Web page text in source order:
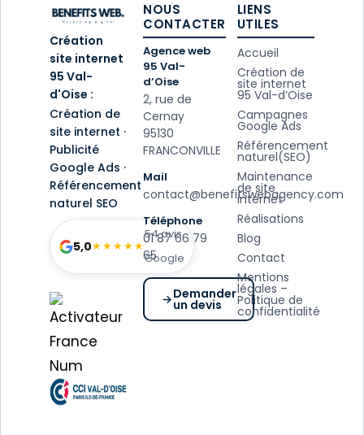
Création
site internet
95 Val-
d'Oise :
Création de
site internet ·
Publicité
Google Ads ·
Référencement
naturel SEO
5,0★★★★★
54 avis
Google
NOUS
CONTACTER
Agence web
95 Val-
d’Oise
2, rue de
Cernay
95130
FRANCONVILLE
Mail
contact@benefitswebagency.com
Téléphone
01 87 66 79
65
Demander
un devis
LIENS
UTILES
Accueil
Création de
site internet
95 Val-d’Oise
Campagnes
Google Ads
Référencement
naturel(SEO)
Maintenance
de site
internet
Réalisations
Blog
Contact
Mentions
légales –
Politique de
confidentialité